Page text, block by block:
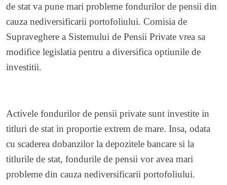
de stat va pune mari probleme fondurilor de pensii din
cauza nediversificarii portofoliului. Comisia de
Supraveghere a Sistemului de Pensii Private vrea sa
modifice legislatia pentru a diversifica optiunile de
investitii.
Activele fondurilor de pensii private sunt investite in
titluri de stat in proportie extrem de mare. Insa, odata
cu scaderea dobanzilor la depozitele bancare si la
titlurile de stat, fondurile de pensii vor avea mari
probleme din cauza nediversificarii portofoliului.